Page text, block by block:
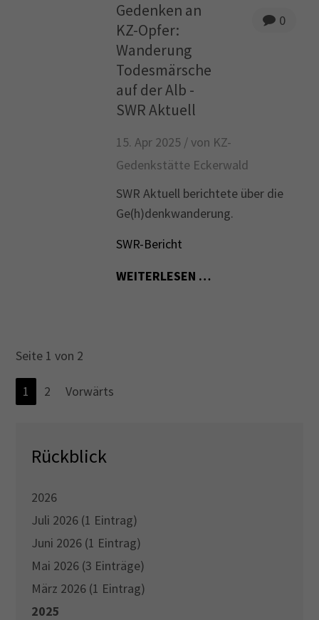
0
Gedenken an
KZ-Opfer:
Wanderung
Todesmärsche
auf der Alb -
SWR Aktuell
15. Apr 2025 /von KZ-
Gedenkstätte Eckerwald
SWR Aktuell berichtete über die
Ge(h)denkwanderung.
SWR-Bericht
WEITERLESEN …
Seite 1 von 2
1 2 Vorwärts
Rückblick
2026
Juli 2026 (1 Eintrag)
Juni 2026 (1 Eintrag)
Mai 2026 (3 Einträge)
März 2026 (1 Eintrag)
2025